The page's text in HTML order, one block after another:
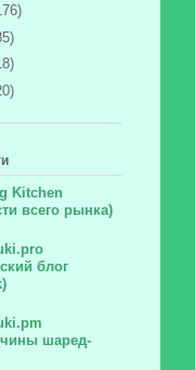
Kitchen
всего рынка)
блог
шаред-